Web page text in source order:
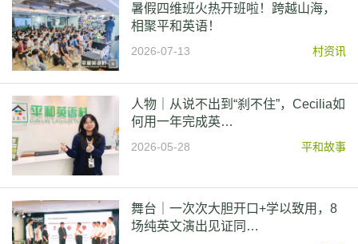
暑假四维班火热开班啦！跨越山海，
相聚平和英语！
2026-07-13 村资讯
人物｜从说不出到“刹不住”，Cecilia如
何用一年完成英…
2026-05-28 平和故事
舞台｜一次次大胆开口+学以致用，8
场纯英文演出见证同…